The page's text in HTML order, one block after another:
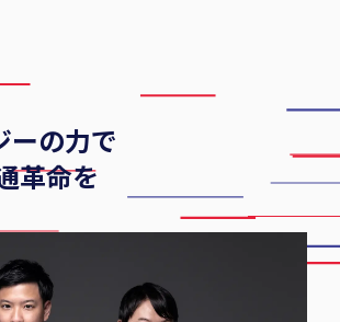
ーの力で
革命を